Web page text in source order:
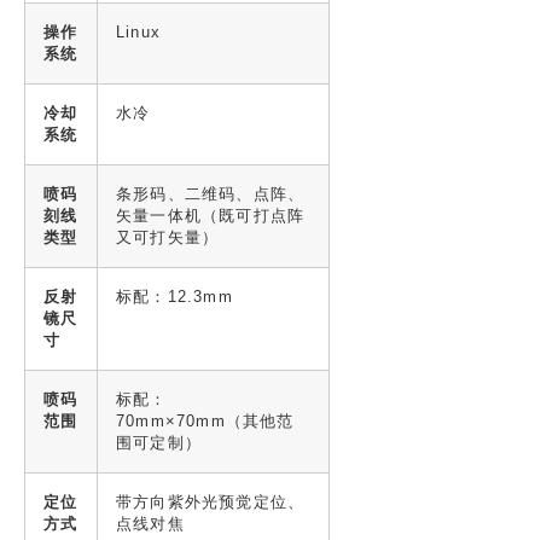
操作
系统
Linux
冷却
系统
水冷
喷码
刻线
类型
条形码、二维码、点阵、
矢量一体机（既可打点阵
又可打矢量）
反射
镜尺
寸
标配：12.3mm
喷码
范围
标配：
70mm×70mm（其他范
围可定制）
定位
方式
带方向紫外光预觉定位、
点线对焦